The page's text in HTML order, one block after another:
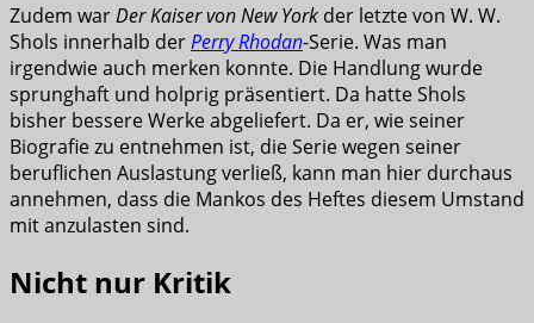
Zudem warDer Kaiser von New York der letzte von W. W.
Shols innerhalb derPerry Rhodan-Serie. Was man
irgendwie auch merken konnte. Die Handlung wurde
sprunghaft und holprig präsentiert. Da hatte Shols
bisher bessere Werke abgeliefert. Da er, wie seiner
Biografie zu entnehmen ist, die Serie wegen seiner
beruflichen Auslastung verließ, kann man hier durchaus
annehmen, dass die Mankos des Heftes diesem Umstand
mit anzulasten sind.
Nicht nur Kritik